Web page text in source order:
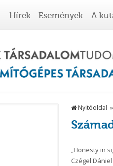
Hírek Események A
Nyitóoldal
„Honesty in
Czégel